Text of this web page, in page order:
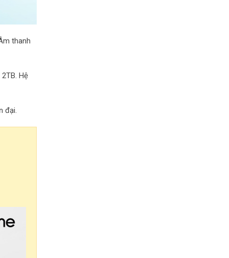
thanh
Hệ
đại.